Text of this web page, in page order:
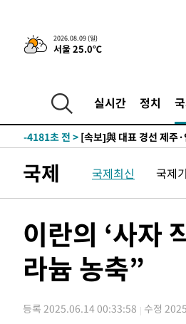
2026.08.09 (일)
서울 25.0℃
실시간 정치
12시간 전 >[속보]뉴욕증시 상승 마
-13899초 전 >이란 "호르무즈 재개방
민수·김용 순
-4899초 전 >
[속보]김민석, 與 전대
래 44.56%
-4181초 전 >
宋 10.17%
-3715초 전 > 이강인 "아틀레티코 이
42분 전 >
낮 최고 35도 '무더위'…동
55분 전 >[속보]이강인 "감독님이 원하
1시간 전 > 온열질환 사망자 3명 늘어
2시간 전 >
강릉에 시간당 81.4㎜ 물폭
4시간 전 >백운산서 80년근 천종산삼
5시간 전 >남자 농구, 나고야 아시안게
국제 국제최신 국제
이란의 ‘사자
라늄 농축”
등록 2025.06.14 00:33:58 수정